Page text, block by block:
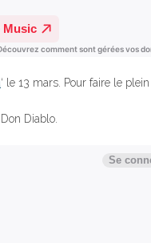
‘ le 13 mars. Pour faire le
Diablo.